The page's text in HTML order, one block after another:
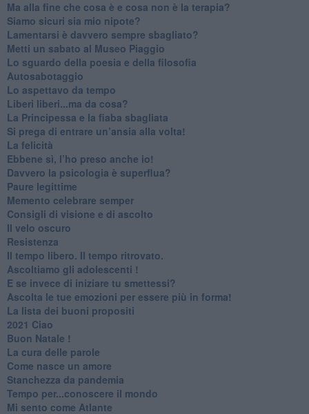
​Ma alla fine che cosa è e cosa non è la terapia?
​Siamo sicuri sia mio nipote?
​Lamentarsi è davvero sempre sbagliato?
​Metti un sabato al Museo Piaggio
​Lo sguardo della poesia e della filosofia
Autosabotaggio
​Lo aspettavo da tempo
​Liberi liberi...ma da cosa?
​La Principessa e la fiaba sbagliata
Si prega di entrare un’ansia alla volta!
​La felicità
​Ebbene sì, l’ho preso anche io!
​Davvero la psicologia è superflua?
Paure legittime
​Memento celebrare semper
​Consigli di visione e di ascolto
​Il velo oscuro
Resistenza
​Il tempo libero. Il tempo ritrovato.
Ascoltiamo gli adolescenti !
​E se invece di iniziare tu smettessi?
​Ascolta le tue emozioni per essere più in forma!
​La lista dei buoni propositi
2021 Ciao
Buon Natale !
​La cura delle parole
​Come nasce un amore
Stanchezza da pandemia
​Tempo per...conoscere il mondo
​Mi sento come Atlante